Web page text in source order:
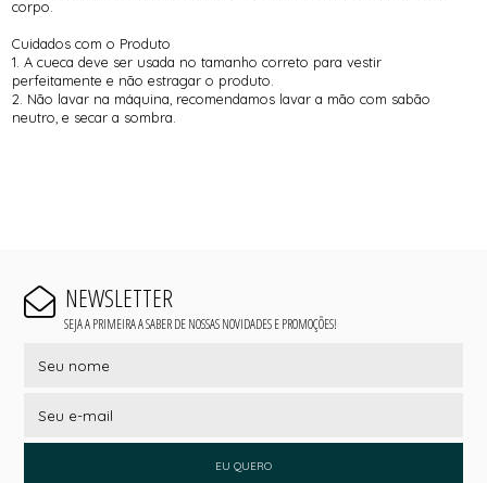
corpo.
Cuidados com o Produto
1. A cueca deve ser usada no tamanho correto para vestir
perfeitamente e não estragar o produto.
2. Não lavar na máquina, recomendamos lavar a mão com sabão
neutro, e secar a sombra.
NEWSLETTER
SEJA A PRIMEIRA A SABER DE NOSSAS NOVIDADES E PROMOÇÕES!
EU QUERO